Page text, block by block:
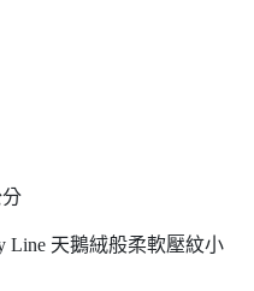
Line 天鵝絨般柔軟壓紋小